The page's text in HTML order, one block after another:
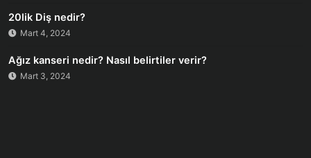
20lik Diş nedir?
Mart 4, 2024
Ağız kanseri nedir? Nasıl belirtiler verir?
Mart 3, 2024